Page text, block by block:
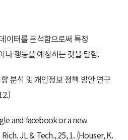
이터를 분석함으로써 특정
나 행동을 예상하는 것을 말함.
분석 및 개인정보 정책 방안 연구
and facebook or a new
JL & Tech., 25, 1. (Houser, K.